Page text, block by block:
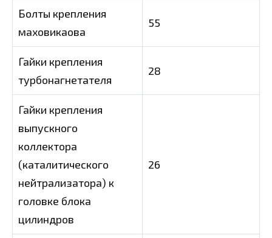
Болты крепления
маховикаова
55
Гайки крепления
турбонагнетателя
28
Гайки крепления
выпускного
коллектора
(каталитического
нейтрализатора) к
головке блока
цилиндров
26